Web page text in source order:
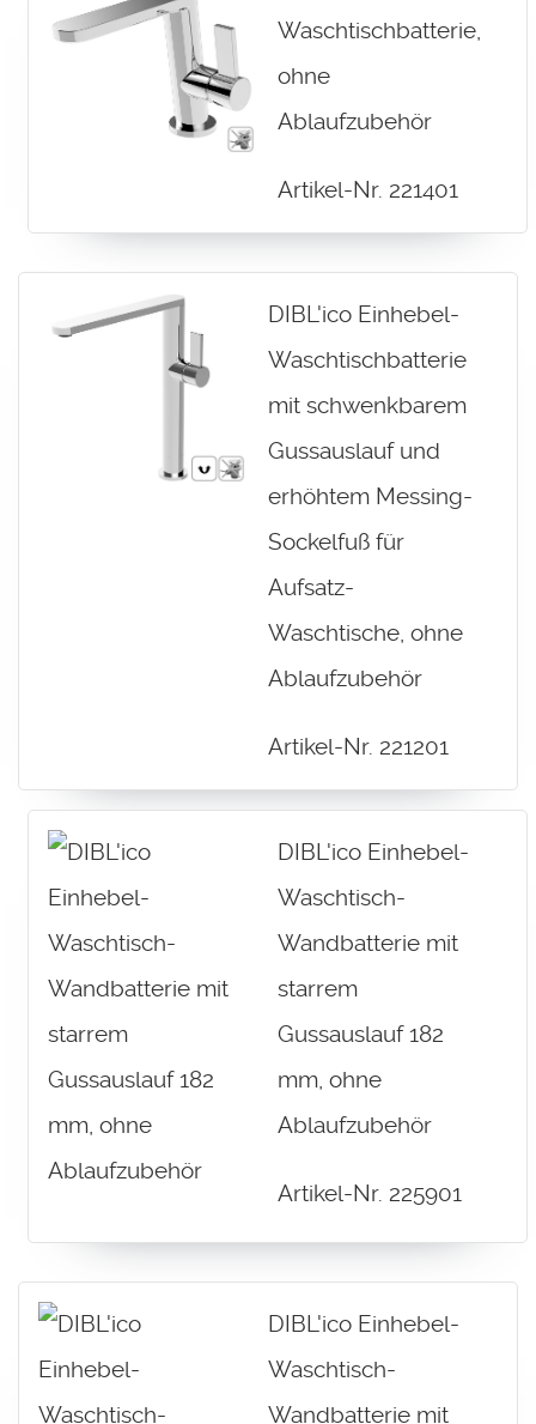
Waschtischbatterie,
ohne
Ablaufzubehör
Artikel-Nr. 221401
DIBL'ico Einhebel-
Waschtischbatterie
mit schwenkbarem
Gussauslauf und
erhöhtem Messing-
Sockelfuß für
Aufsatz-
Waschtische, ohne
Ablaufzubehör
Artikel-Nr. 221201
DIBL'ico Einhebel-
Waschtisch-
Wandbatterie mit
starrem
Gussauslauf 182
mm, ohne
Ablaufzubehör
Artikel-Nr. 225901
DIBL'ico Einhebel-
Waschtisch-
Wandbatterie mit